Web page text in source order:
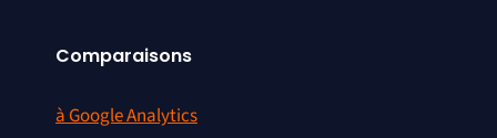
Comparaisons
à Google Analytics